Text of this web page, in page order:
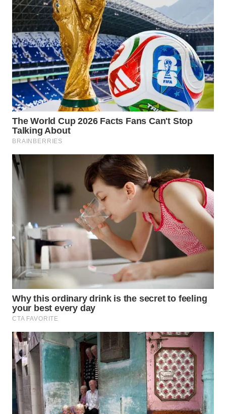
WN
PRIANGAN
TIMUR
WN
SEMARANG
WN
SOLO
WN
SURABAYA
NATUNA
WN
BINTAN
WN
MANDALIKA
WN
LIKUPANG
WN
LABUANBAJO